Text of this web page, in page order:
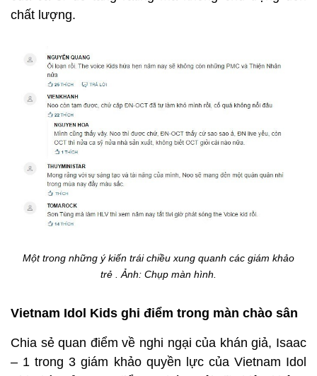
chất lượng.
Một trong những ý kiến trái chiều xung quanh các giám khảo
trẻ . Ảnh: Chụp màn hình.
Vietnam Idol Kids ghi điểm trong màn chào sân
Chia sẻ quan điểm về nghi ngại của khán giả, Isaac
– 1 trong 3 giám khảo quyền lực của Vietnam Idol